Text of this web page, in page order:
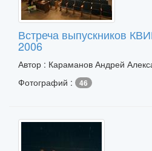
Встреча выпускников
2006
Автор : Караманов Андрей
Фотографий :
46